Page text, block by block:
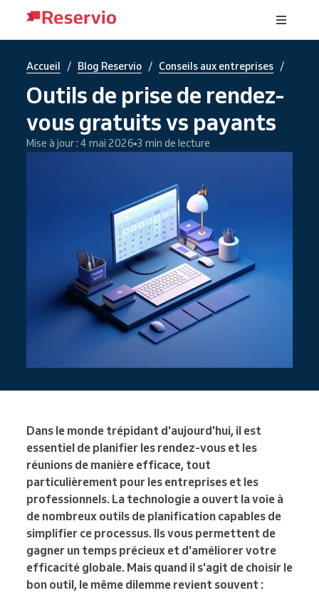
Accueil / Blog Reservio / Conseils aux entreprises /
Outils de prise de rendez-
vous gratuits vs payants
Mise à jour : 4 mai 2026 3 min de lecture
Dans le monde trépidant d'aujourd'hui, il est
essentiel de planifier les rendez-vous et les
réunions de manière efficace, tout
particulièrement pour les entreprises et les
professionnels. La technologie a ouvert la voie à
de nombreux outils de planification capables de
simplifier ce processus. Ils vous permettent de
gagner un temps précieux et d'améliorer votre
efficacité globale. Mais quand il s'agit de choisir le
bon outil, le même dilemme revient souvent :